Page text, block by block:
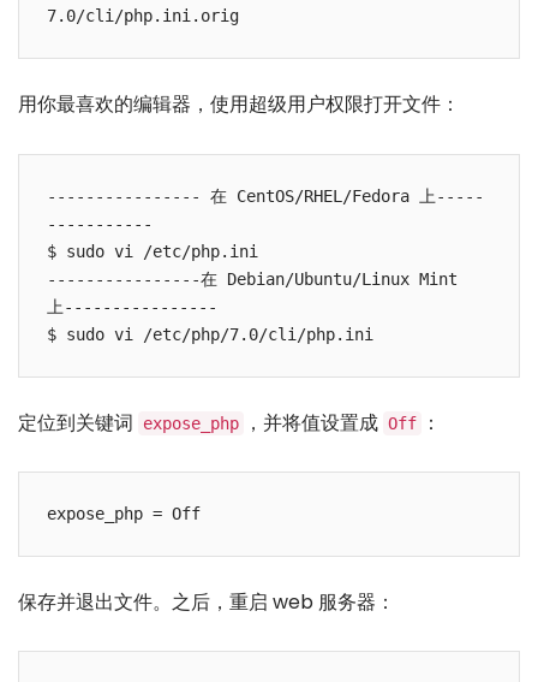
用你最喜欢的编辑器，使用超级用户权限打开文件：
---------------- 在 CentOS/RHEL/Fedora 上-----
-----------
$ sudo vi /etc/php.ini
----------------在 Debian/Ubuntu/Linux Mint
上----------------
定位到关键词 expose_php ，并将值设置成 Off ：
保存并退出文件。之后，重启 web 服务器：